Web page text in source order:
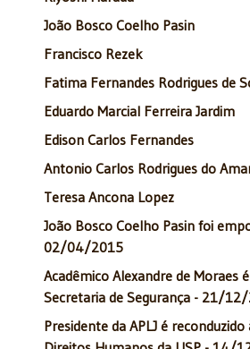
João Bosco Coelho Pasin
Francisco Rezek
Fatima Fernandes Rodrigues de
Eduardo Marcial Ferreira Jardim
Edison Carlos Fernandes
Antonio Carlos Rodrigues do
Teresa Ancona Lopez
João Bosco Coelho Pasin foi
02/04/2015
Acadêmico Alexandre de Moraes
Secretaria de Segurança - 21/
Presidente da APLJ é